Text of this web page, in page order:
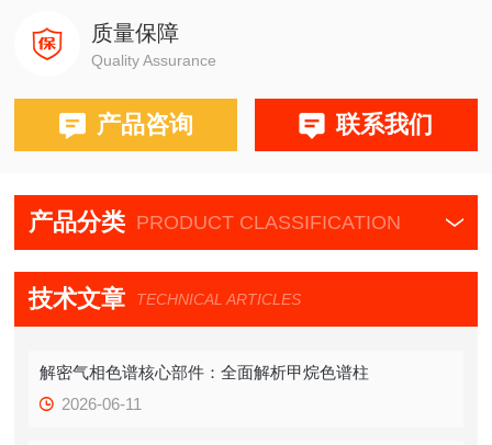
质量保障
Quality Assurance
产品咨询 联系我们
产品分类 PRODUCT CLASSIFICATION
技术文章 TECHNICAL ARTICLES
解密气相色谱核心部件：全面解析甲烷色谱柱
2026-06-11